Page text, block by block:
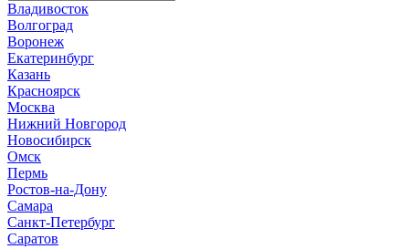
Владивосток
Волгоград
Воронеж
Екатеринбург
Казань
Красноярск
Москва
Нижний Новгород
Новосибирск
Омск
Пермь
Ростов-на-Дону
Самара
Санкт-Петербург
Саратов